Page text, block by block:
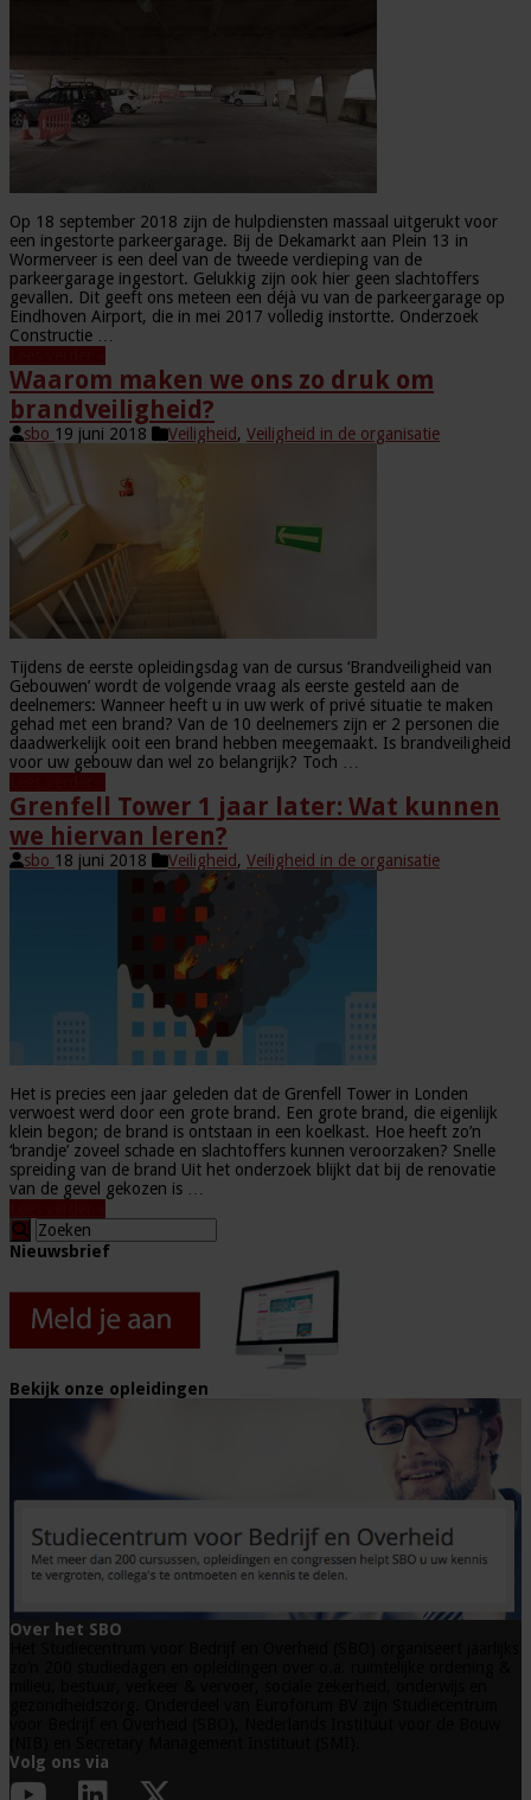
Op 18 september 2018 zijn de hulpdiensten massaal uitgerukt voor
een ingestorte parkeergarage. Bij de Dekamarkt aan Plein 13 in
Wormerveer is een deel van de tweede verdieping van de
parkeergarage ingestort. Gelukkig zijn ook hier geen slachtoffers
gevallen. Dit geeft ons meteen een déjà vu van de parkeergarage op
Eindhoven Airport, die in mei 2017 volledig instortte. Onderzoek
Constructie …
Waarom maken we ons zo druk om
brandveiligheid?
sbo 19 juni 2018 Veiligheid, Veiligheid in de organisatie
Tijdens de eerste opleidingsdag van de cursus ‘Brandveiligheid van
Gebouwen’ wordt de volgende vraag als eerste gesteld aan de
deelnemers: Wanneer heeft u in uw werk of privé situatie te maken
gehad met een brand? Van de 10 deelnemers zijn er 2 personen die
daadwerkelijk ooit een brand hebben meegemaakt. Is brandveiligheid
voor uw gebouw dan wel zo belangrijk? Toch …
Grenfell Tower 1 jaar later: Wat kunnen
we hiervan leren?
sbo 18 juni 2018 Veiligheid, Veiligheid in de organisatie
Het is precies een jaar geleden dat de Grenfell Tower in Londen
verwoest werd door een grote brand. Een grote brand, die eigenlijk
klein begon; de brand is ontstaan in een koelkast. Hoe heeft zo’n
‘brandje’ zoveel schade en slachtoffers kunnen veroorzaken? Snelle
spreiding van de brand Uit het onderzoek blijkt dat bij de renovatie
van de gevel gekozen is …
Nieuwsbrief
Bekijk onze opleidingen
Over het SBO
Volg ons via